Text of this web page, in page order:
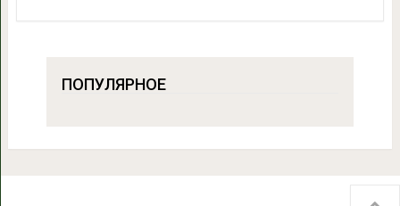
ПОПУЛЯРНОЕ